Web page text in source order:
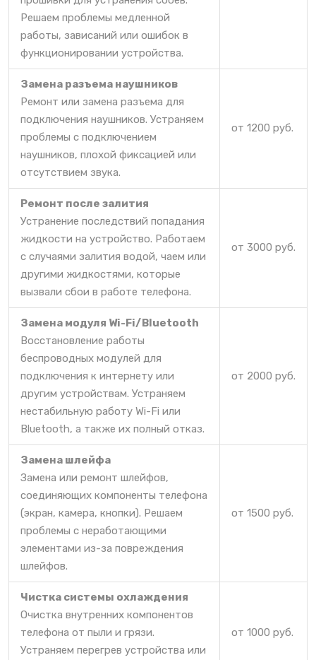
Решаем проблемы медленной
работы, зависаний или ошибок в
функционировании устройства.
Замена разъема наушников
Ремонт или замена разъема для
подключения наушников. Устраняем
проблемы с подключением
наушников, плохой фиксацией или
отсутствием звука.
от 1200 руб.
Ремонт после залития
Устранение последствий попадания
жидкости на устройство. Работаем
с случаями залития водой, чаем или
другими жидкостями, которые
вызвали сбои в работе телефона.
от 3000 руб.
Замена модуля Wi-Fi/Bluetooth
Восстановление работы
беспроводных модулей для
подключения к интернету или
другим устройствам. Устраняем
нестабильную работу Wi-Fi или
Bluetooth, а также их полный отказ.
от 2000 руб.
Замена шлейфа
Замена или ремонт шлейфов,
соединяющих компоненты телефона
(экран, камера, кнопки). Решаем
проблемы с неработающими
элементами из-за повреждения
шлейфов.
от 1500 руб.
Чистка системы охлаждения
Очистка внутренних компонентов
телефона от пыли и грязи.
Устраняем перегрев устройства или
от 1000 руб.